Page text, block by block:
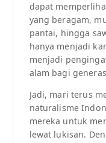
dapat
yang beragam,
pantai, hingga
hanya menjadi
menjadi
alam bagi
Jadi, mari terus
naturalisme
mereka untuk
lewat lukisan.